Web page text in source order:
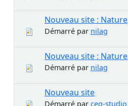
Nouveau site :
Démarré par nilag
Nouveau site :
Démarré par nilag
Nouveau site
Démarré par ceg-studio